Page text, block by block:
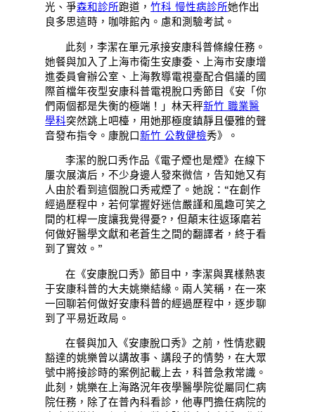
光、爭森和診所跑道，竹科 慢性病診所她作出
良多思這時，咖啡館內。慮和測驗考試。
此刻，李潔在單元承接安康科普條線任務。
她餐與加入了上海市衛生安康委、上海市安康增
進委員會辦公室、上海教導電視臺配合倡議的國
際首檔年夜型安康科普電視脫口秀節目《安「你
們兩個都是失衡的極端！」林天秤新竹 職業醫
學科突然跳上吧檯，用她那極度鎮靜且優雅的聲
音發布指令。康脫口新竹 公教健檢秀》。
李潔的脫口秀作品《電子煙也是煙》在線下
屢次展演后，不少身邊人發來微信，告知她又有
人由於看到這個脫口秀戒煙了。她說：“在創作
經過歷程中，若何掌握好迷信嚴謹和風趣可笑之
間的杠桿一度讓我覺得憂?，但顛末往返琢磨若
何做好醫學文獻和老蒼生之間的翻譯者，終于看
到了實效。”
在《安康脫口秀》節目中，李潔與異樣熱衷
于安康科普的大夫姚樂結緣。兩人笑稱，在一來
一回聊若何做好安康科普的經過歷程中，逐步聊
到了平易近政局。
在餐與加入《安康脫口秀》之前，性情悲觀
豁達的姚樂曾以講故事、講段子的情勢，在大眾
號中將接診時的案例記載上去，科普急救常識。
此刻，姚樂在上海路況年夜學醫學院從屬同仁病
院任務，除了在普內科看診，他專門擔任病院的